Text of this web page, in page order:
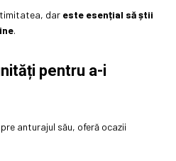
dar este esențial să știi
.
pentru a-i
anturajul său, oferă ocazii